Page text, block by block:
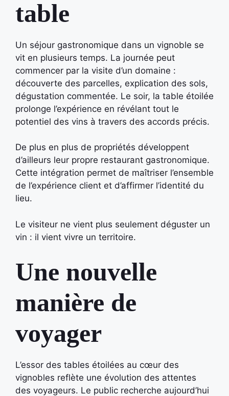
table
Un séjour gastronomique dans un vignoble se
vit en plusieurs temps. La journée peut
commencer par la visite d’un domaine :
découverte des parcelles, explication des sols,
dégustation commentée. Le soir, la table étoilée
prolonge l’expérience en révélant tout le
potentiel des vins à travers des accords précis.
De plus en plus de propriétés développent
d’ailleurs leur propre restaurant gastronomique.
Cette intégration permet de maîtriser l’ensemble
de l’expérience client et d’affirmer l’identité du
lieu.
Le visiteur ne vient plus seulement déguster un
vin : il vient vivre un territoire.
Une nouvelle
manière de
voyager
L’essor des tables étoilées au cœur des
vignobles reflète une évolution des attentes
des voyageurs. Le public recherche aujourd’hui